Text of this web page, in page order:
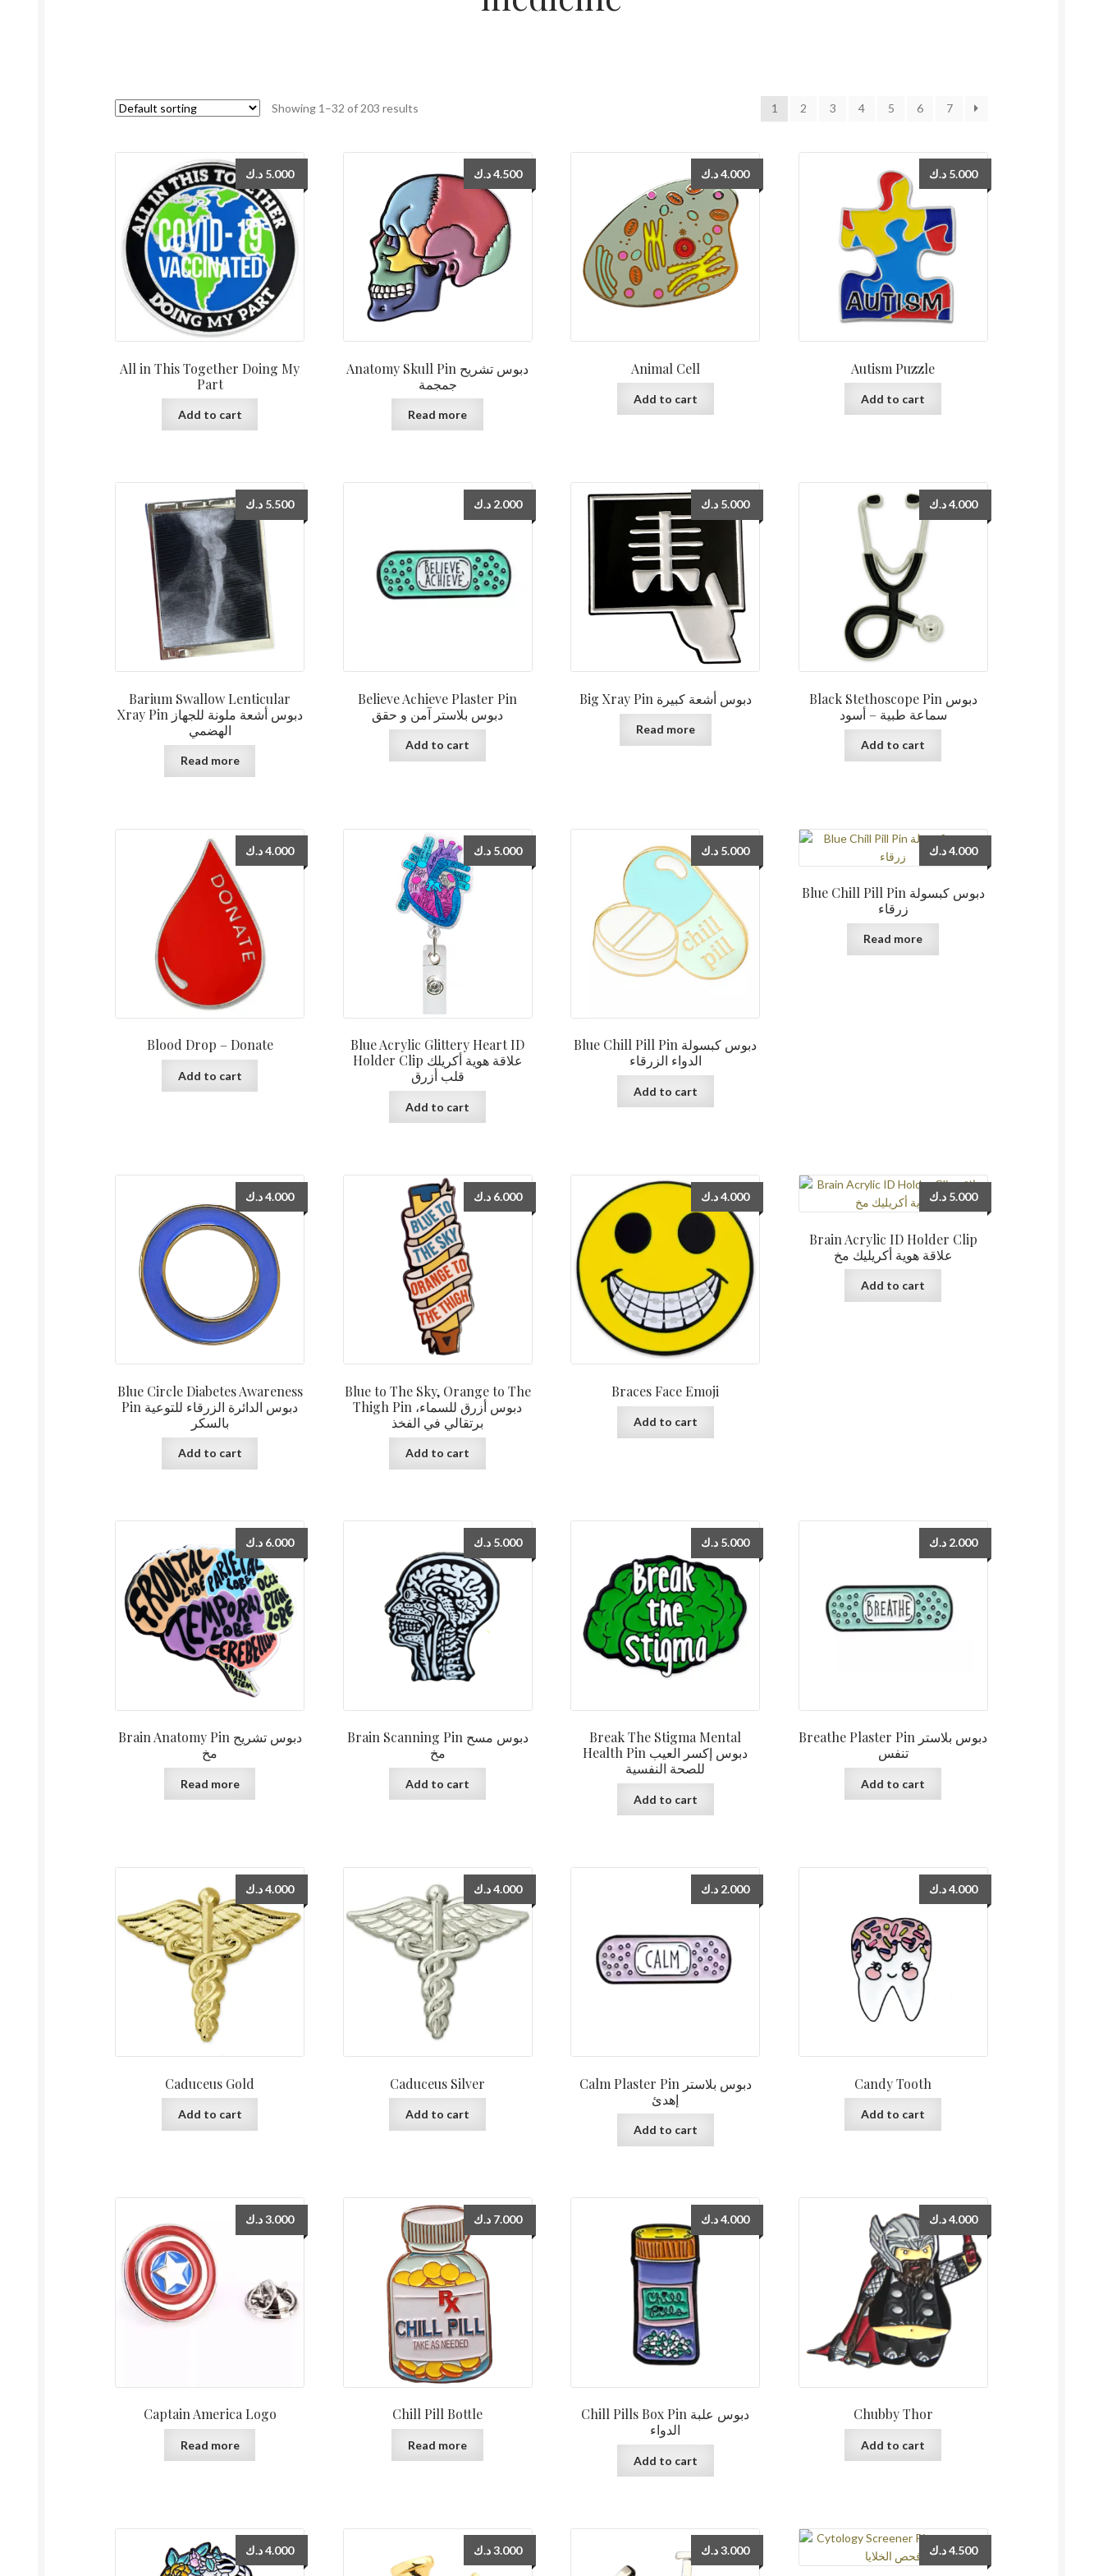
Showing 1–32 of 203 results 1 2 3 4 5 6 7
All in This Together Doing My
Part
5.000 د.ك
Add to cart
Anatomy Skull Pin دبوس تشريح
جمجمة
4.500د.ك
Read more
Animal Cell
4.000 د.ك
Add to cart
Autism Puzzle
5.000 د.ك
Add to cart
Barium Swallow Lenticular
Xray Pin دبوس أشعة ملونة للجهاز
الهضمي
5.500 د.ك
Read more
Believe Achieve Plaster Pin
دبوس بلاستر آمن و حقق
2.000 د.ك
Add to cart
Big Xray Pin دبوس أشعة كبيرة
5.000 د.ك
Read more
Black Stethoscope Pin دبوس
سماعة طبية – أسود
4.000د.ك
Add to cart
Blood Drop – Donate
4.000د.ك
Add to cart
Blue Acrylic Glittery Heart ID
Holder Clip علاقة هوية أكريلك
قلب أزرق
5.000 د.ك
Add to cart
Blue Chill Pill Pin دبوس كبسولة
الدواء الزرقاء
5.000 د.ك
Add to cart
Blue Chill Pill Pin دبوس كبسولة
زرقاء
4.000د.ك
Read more
Blue Circle Diabetes Awareness
Pin دبوس الدائرة الزرقاء للتوعية
بالسكر
4.000د.ك
Add to cart
Blue to The Sky, Orange to The
Thigh Pin دبوس أزرق للسماء،
برتقالي في الفخذ
6.000 د.ك
Add to cart
Braces Face Emoji
4.000 د.ك
Add to cart
Brain Acrylic ID Holder Clip
علاقة هوية أكريليك مخ
5.000 د.ك
Add to cart
Brain Anatomy Pin دبوس تشريح
مخ
6.000 د.ك
Read more
Brain Scanning Pin دبوس مسح
مخ
5.000 د.ك
Add to cart
Break The Stigma Mental
Health Pin دبوس إكسر العيب
للصحة النفسية
5.000 د.ك
Add to cart
Breathe Plaster Pin دبوس بلاستر
تنفس
2.000 د.ك
Add to cart
Caduceus Gold
4.000د.ك
Add to cart
Caduceus Silver
4.000د.ك
Add to cart
Calm Plaster Pin دبوس بلاستر
إهدئ
2.000 د.ك
Add to cart
Candy Tooth
4.000د.ك
Add to cart
Captain America Logo
3.000د.ك
Read more
Chill Pill Bottle
7.000 د.ك
Read more
Chill Pills Box Pin دبوس علبة
الدواء
4.000 د.ك
Add to cart
Chubby Thor
4.000د.ك
Add to cart
4.000د.ك 3.000د.ك 3.000 د.ك 4.500د.ك